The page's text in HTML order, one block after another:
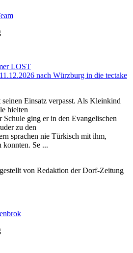
LOST
nach Würzburg in die tectake
Einsatz verpasst. Als Kleinkind
hielten
ging er in den Evangelischen
zu den
sprachen nie Türkisch mit ihm,
konnten. Se ...
von Redaktion der Dorf-Zeitung